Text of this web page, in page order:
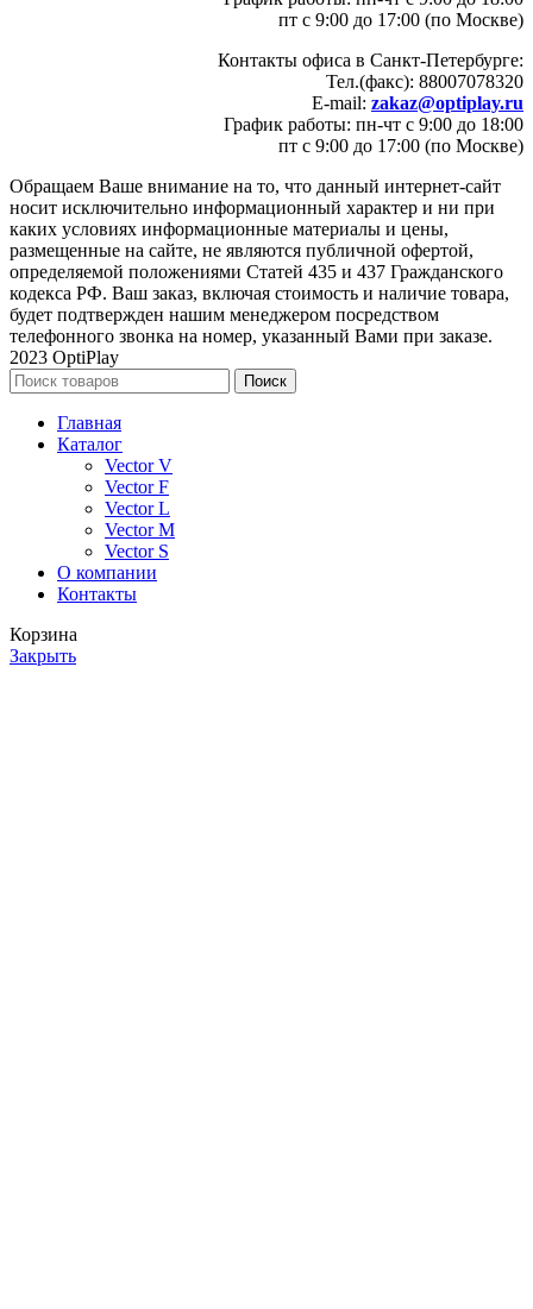
пт с 9:00 до 17:00 (по Москве)
Контакты офиса в Санкт-Петербурге:
Тел.(факс): 88007078320
E-mail: zakaz@optiplay.ru
График работы: пн-чт с 9:00 до 18:00
пт с 9:00 до 17:00 (по Москве)
Обращаем Ваше внимание на то, что данный интернет-сайт
носит исключительно информационный характер и ни при
каких условиях информационные материалы и цены,
размещенные на сайте, не являются публичной офертой,
определяемой положениями Статей 435 и 437 Гражданского
кодекса РФ. Ваш заказ, включая стоимость и наличие товара,
будет подтвержден нашим менеджером посредством
телефонного звонка на номер, указанный Вами при заказе.
2023 OptiPlay
Поиск
Главная
Каталог
Vector V
Vector F
Vector L
Vector M
Vector S
О компании
Контакты
Корзина
Закрыть